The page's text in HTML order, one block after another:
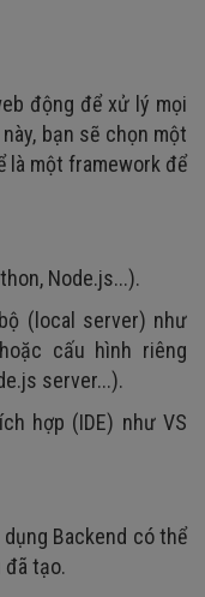
động để xử lý mọi
bạn sẽ chọn một
là một framework để
Node.js...).
(local server) như
hoặc cấu hình riêng
server...).
hợp (IDE) như VS
Backend có thể
đã tạo.